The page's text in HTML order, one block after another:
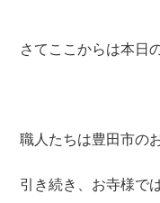
さてここからは本日
職人たちは豊田市の
引き続き、お寺様で